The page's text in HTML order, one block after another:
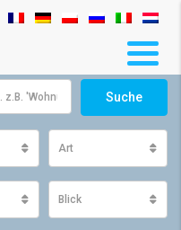
Suche
Art
Blick